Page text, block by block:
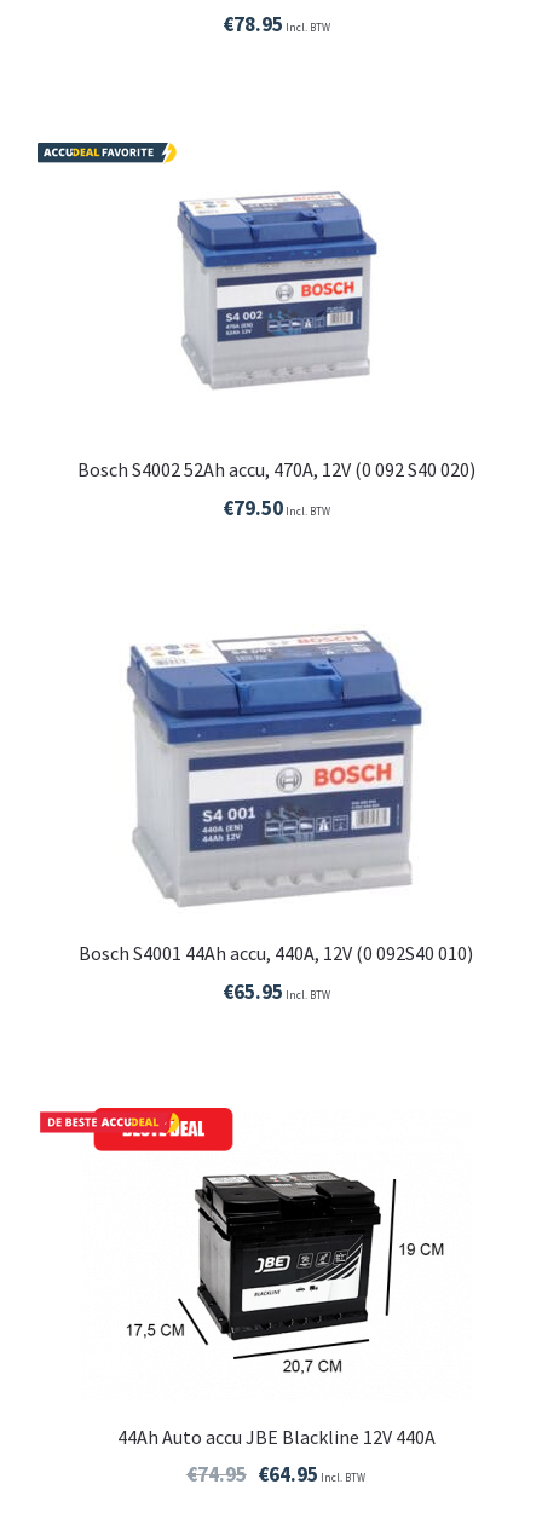
€78.95 Incl. BTW
Bosch S4002 52Ah accu, 470A, 12V (0 092 S40 020)
€79.50 Incl. BTW
Bosch S4001 44Ah accu, 440A, 12V (0 092S40 010)
€65.95 Incl. BTW
44Ah Auto accu JBE Blackline 12V 440A
€74.95 €64.95 Incl. BTW